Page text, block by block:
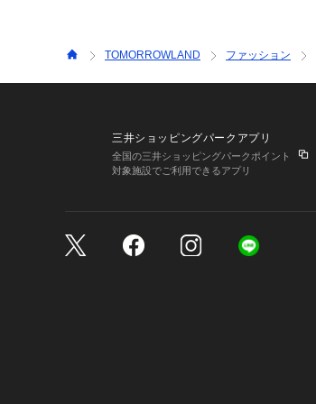
TOMORROWLAND ファッション
三井ショッピングパークアプリ
全国の三井ショッピングパークポイント
対象施設でご利用できるアプリ